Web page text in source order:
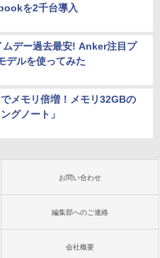
を2千台導入
デー過去最安! Anker注目プ
デルを使ってみた
メモリ倍増！メモリ32GBの
グノート」
お問い合わせ
編集部へのご連絡
会社概要